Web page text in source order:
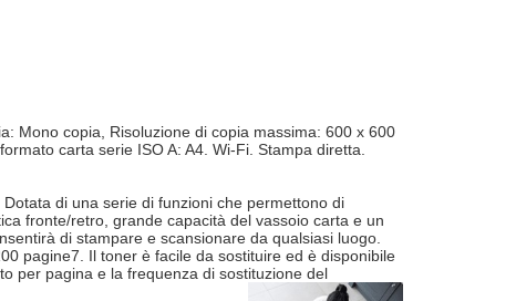
Mono copia, Risoluzione di copia massima: 600 x 600
carta serie ISO A: A4. Wi-Fi. Stampa diretta.
di una serie di funzioni che permettono di
fronte/retro, grande capacità del vassoio carta e un
di stampare e scansionare da qualsiasi luogo.
pagine7. Il toner è facile da sostituire ed è disponibile
per pagina e la frequenza di sostituzione del